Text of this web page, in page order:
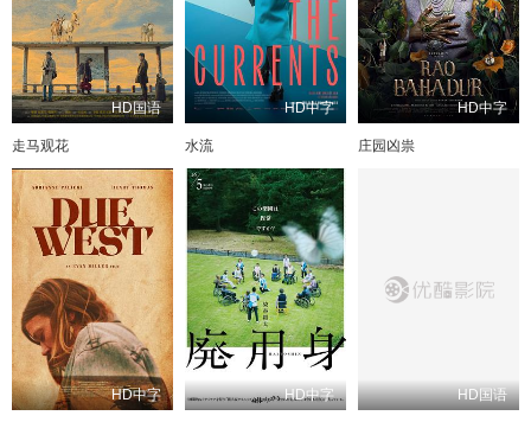
HD国语
走马观花
HD中字
水流
HD中字
庄园凶祟
HD中字 HD中字 HD国语